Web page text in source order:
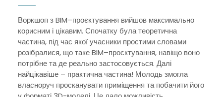
BIM–
Воркшоп з BIM–проєктування вийшов максимально
корисним і цікавим. Спочатку була теоретична
частина, під час якої учасники простими словами
розібралися, що таке BIM–проєктування, навіщо воно
потрібне та де реально застосовується. Далі
найцікавіше – практична частина! Молодь змогла
власноруч просканувати приміщення та побачити його